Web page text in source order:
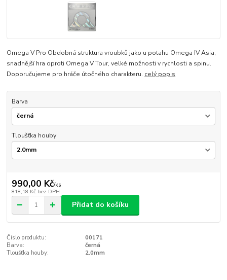
Omega V Pro Obdobná struktura vroubků jako u potahu Omega IV Asia,
snadnější hra oproti Omega V Tour, velké možnosti v rychlosti a spinu.
Doporučujeme pro hráče útočného charakteru. celý popis
Barva
Tloušťka houby
990,00 Kč/ks
818,18 Kč bez DPH
Přidat do košíku
Číslo produktu:
00171
Barva:
černá
Tloušťka houby:
2.0mm